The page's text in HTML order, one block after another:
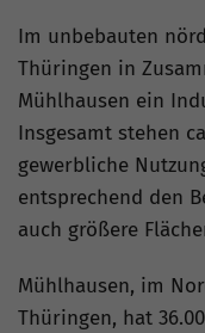
Im unbebauten
Thüringen in
Mühlhausen ein
Insgesamt stehen
gewerbliche
entsprechend den
auch größere
Mühlhausen, im
Thüringen, hat